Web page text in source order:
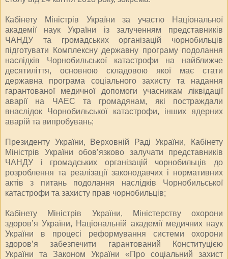
Кабінету Міністрів України за участю Національної
академії наук України із залученням представників
ЧАНДУ та громадських організацій чорнобильців
підготувати Комплексну державну програму подолання
наслідків Чорнобильської катастрофи на найближче
десятиліття, основною складовою якої має стати
державна програма соціального захисту та надання
гарантованої медичної допомоги учасникам ліквідації
аварії на ЧАЕС та громадянам, які постраждали
внаслідок Чорнобильської катастрофи, інших ядерних
аварій та випробувань;
Президенту України, Верховній Раді України, Кабінету
Міністрів України обов’язково залучати представників
ЧАНДУ і громадських організацій чорнобильців до
розроблення та реалізації законодавчих і нормативних
актів з питань подолання наслідків Чорнобильської
катастрофи та захисту прав чорнобильців;
Кабінету Міністрів України, Міністерству охорони
здоров’я України, Національній академії медичних наук
України в процесі реформування системи охорони
здоров’я забезпечити гарантований Конституцією
України та Законом України «Про соціальний захист